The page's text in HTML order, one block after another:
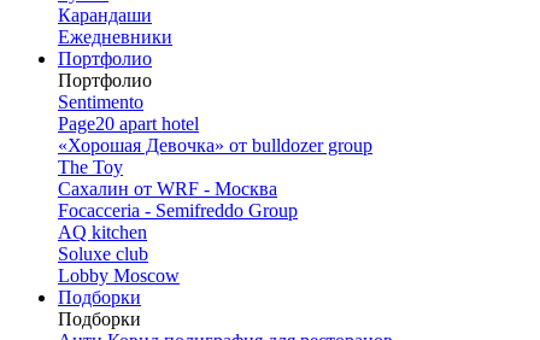
Карандаши
Ежедневники
Портфолио
Портфолио
Sentimento
Page20 apart hotel
«Хорошая Девочка» от bulldozer group
The Toy
Сахалин от WRF - Москва
Focacceria - Semifreddo Group
AQ kitchen
Soluxe club
Lobby Moscow
Подборки
Подборки